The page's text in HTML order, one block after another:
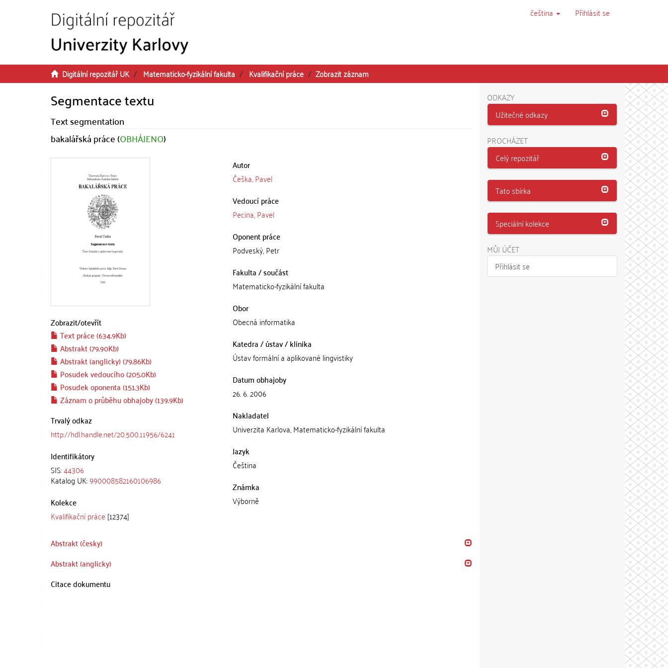
čeština Přihlásit se
Digitální repozitář UK Matematicko-fyzikální fakulta Kvalifikační práce Zobrazit záznam
Segmentace textu
Text segmentation
bakalářská práce (OBHÁJENO)
Zobrazit/otevřít
Text práce (634.9Kb)
Abstrakt (79.90Kb)
Abstrakt (anglicky) (79.86Kb)
Posudek vedoucího (205.0Kb)
Posudek oponenta (151.3Kb)
Záznam o průběhu obhajoby (139.9Kb)
Trvalý odkaz
http://hdl.handle.net/20.500.11956/6241
Identifikátory
SIS:44306
Katalog UK:990008582160106986
Kolekce
Kvalifikační práce [12374]
Autor
Češka, Pavel
Vedoucí práce
Pecina, Pavel
Oponent práce
Podveský, Petr
Fakulta / součást
Matematicko-fyzikální fakulta
Obor
Obecná informatika
Katedra / ústav / klinika
Ústav formální a aplikované lingvistiky
Datum obhajoby
26. 6. 2006
Nakladatel
Univerzita Karlova, Matematicko-fyzikální fakulta
Jazyk
Čeština
Známka
Výborně
Abstrakt (česky)
Abstrakt (anglicky)
Citace dokumentu
ODKAZY
Užitečné odkazy
PROCHÁZET
Celý repozitář
Tato sbírka
Speciální kolekce
MŮJ ÚČET
Přihlásit se